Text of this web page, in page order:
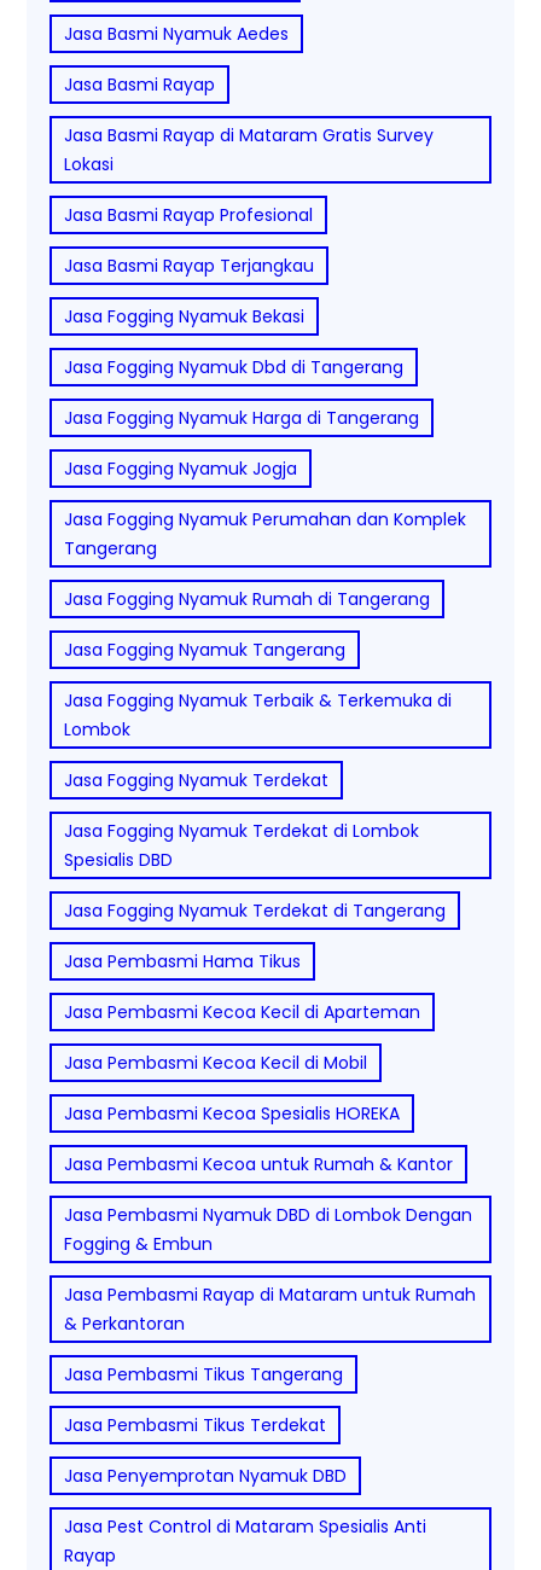
Jasa Basmi Nyamuk Aedes
Jasa Basmi Rayap
Jasa Basmi Rayap di Mataram Gratis Survey
Lokasi
Jasa Basmi Rayap Profesional
Jasa Basmi Rayap Terjangkau
Jasa Fogging Nyamuk Bekasi
Jasa Fogging Nyamuk Dbd di Tangerang
Jasa Fogging Nyamuk Harga di Tangerang
Jasa Fogging Nyamuk Jogja
Jasa Fogging Nyamuk Perumahan dan Komplek
Tangerang
Jasa Fogging Nyamuk Rumah di Tangerang
Jasa Fogging Nyamuk Tangerang
Jasa Fogging Nyamuk Terbaik & Terkemuka di
Lombok
Jasa Fogging Nyamuk Terdekat
Jasa Fogging Nyamuk Terdekat di Lombok
Spesialis DBD
Jasa Fogging Nyamuk Terdekat di Tangerang
Jasa Pembasmi Hama Tikus
Jasa Pembasmi Kecoa Kecil di Aparteman
Jasa Pembasmi Kecoa Kecil di Mobil
Jasa Pembasmi Kecoa Spesialis HOREKA
Jasa Pembasmi Kecoa untuk Rumah & Kantor
Jasa Pembasmi Nyamuk DBD di Lombok Dengan
Fogging & Embun
Jasa Pembasmi Rayap di Mataram untuk Rumah
& Perkantoran
Jasa Pembasmi Tikus Tangerang
Jasa Pembasmi Tikus Terdekat
Jasa Penyemprotan Nyamuk DBD
Jasa Pest Control di Mataram Spesialis Anti
Rayap